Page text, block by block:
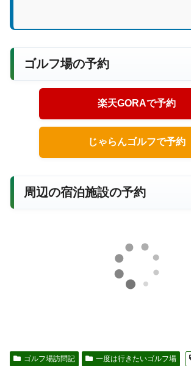
ゴルフ場の予約
楽天GORAで予約
じゃらんゴルフで予約
周辺の宿泊施設の予約
ゴルフ場訪問記 一度は行きたいゴルフ場